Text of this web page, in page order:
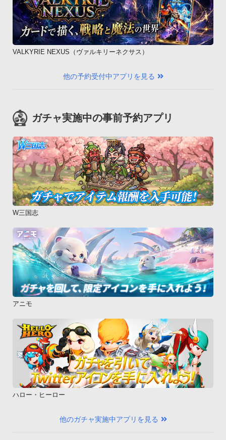
VALKYRIE NEXUS（ヴァルキリーネクサス）
他の予約受付中アプリを見る
ガチャ実施中の事前予約アプリ
W三国志
アニモ
ハロー・ヒーロー
他のガチャ実施中アプリを見る